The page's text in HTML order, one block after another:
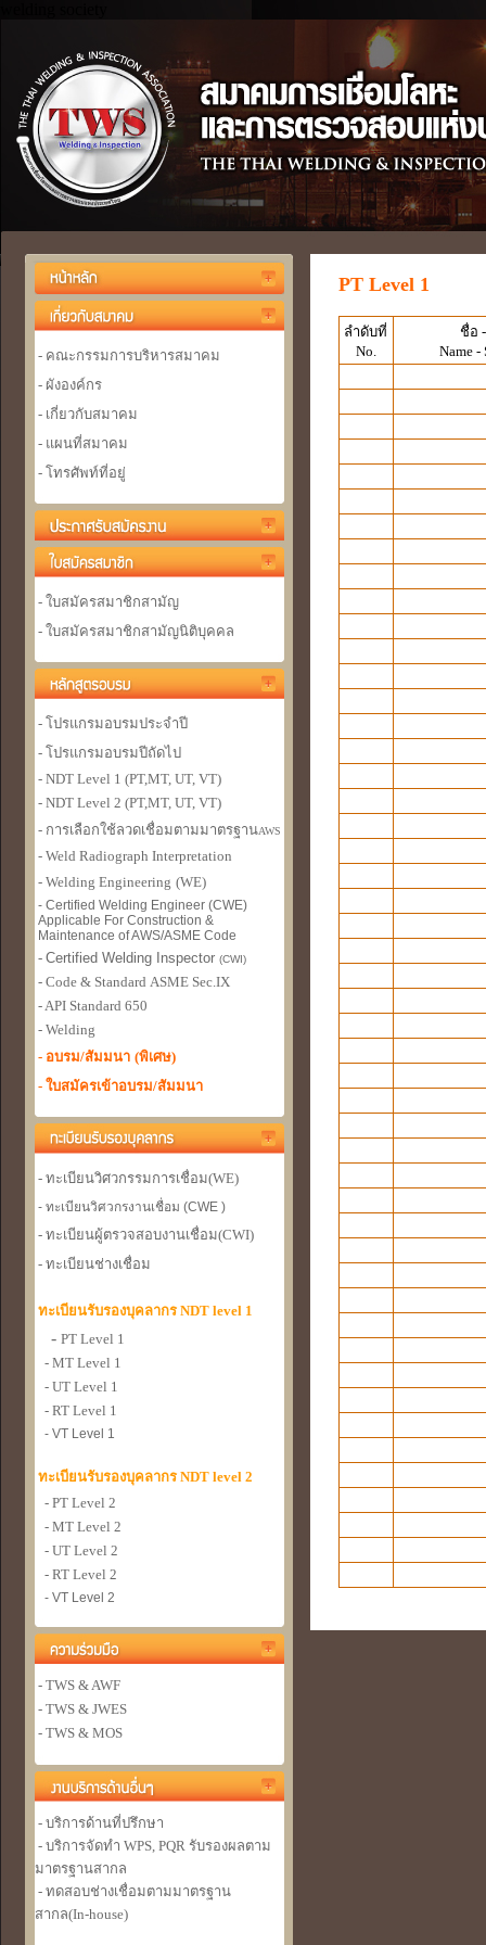
- คณะกรรมการบริหารสมาคม
- ผังองค์กร
- เกี่ยวกับสมาคม
- แผนที่สมาคม
- โทรศัพท์ที่อยู่
- ใบสมัครสมาชิกสามัญ
- ใบสมัครสมาชิกสามัญนิติบุคคล
- โปรแกรมอบรมประจำปี
- โปรแกรมอบรมปีถัดไป
- NDT Level 1 (PT,MT, UT, VT)
- NDT Level 2 (PT,MT, UT, VT)
- การเลือกใช้ลวดเชื่อมตามมาตรฐานAWS
- Weld Radiograph Interpretation
- Welding Engineering (WE)
- Certified Welding Engineer (CWE)
Applicable For Construction &
Maintenance of AWS/ASME Code
- Certified Welding Inspector (CWI)
- Code & Standard ASME Sec.IX
- API Standard 650
- Welding
- อบรม/สัมมนา (พิเศษ)
- ใบสมัครเข้าอบรม/สัมมนา
- ทะเบียนวิศวกรรมการเชื่อม(WE)
- ทะเบียนวิศวกรงานเชื่อม (CWE )
- ทะเบียนผู้ตรวจสอบงานเชื่อม(CWI)
- ทะเบียนช่างเชื่อม
ทะเบียนรับรองบุคลากร NDT level 1
- PT Level 1
- MT Level 1
- UT Level 1
- RT Level 1
- VT Level 1
ทะเบียนรับรองบุคลากร NDT level 2
- PT Level 2
- MT Level 2
- UT Level 2
- RT Level 2
- VT Level 2
- TWS & AWF
- TWS & JWES
- TWS & MOS
- บริการด้านที่ปรึกษา
- บริการจัดทำ WPS, PQR รับรองผลตาม
มาตรฐานสากล
- ทดสอบช่างเชื่อมตามมาตรฐาน
สากล(In-house)
PT Level 1
ลำดับที่
No.
ชื่อ
Name -